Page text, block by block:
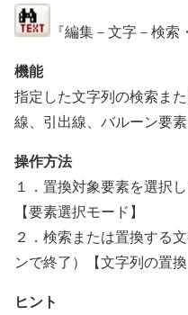
『編集－文字－検索
機能
指定した文字列の検索ま
線、引出線、バルーン要
操作方法
１．置換対象要素を選択
【要素選択モード】
２．検索または置換する
ンで終了）【文字列の置換
ヒント